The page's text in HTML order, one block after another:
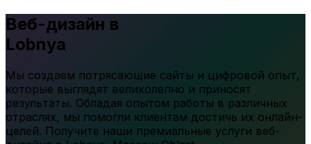
Веб-дизайн в
Lobnya
Мы создаем потрясающие сайты и цифровой опыт,
которые выглядят великолепно и приносят
результаты. Обладая опытом работы в различных
отраслях, мы помогли клиентам достичь их онлайн-
целей. Получите наши премиальные услуги веб-